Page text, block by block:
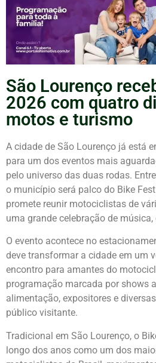
São Lourenço
2026 com quatro
motos e turismo
A cidade de São Lourenço já está
para um dos eventos mais
pelo universo das duas rodas.
o município será palco do Bike
promete reunir motociclistas de
uma grande celebração de
O evento acontece no
deve transformar a cidade em um
encontro para amantes do
programação marcada por shows
alimentação, expositores e
público visitante.
Tradicional em São Lourenço, o
longo dos anos como um dos